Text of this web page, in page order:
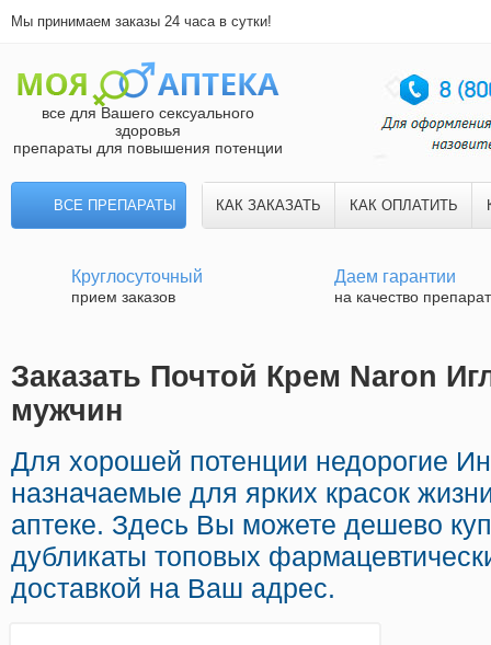
Мы принимаем заказы 24 часа в сутки!
все для Вашего сексуального
здоровья
препараты для повышения потенции
ВСЕ ПРЕПАРАТЫ КАК ЗАКАЗАТЬ КАК ОПЛАТИТЬ
Круглосуточный
прием заказов
Даем гарантии
на качество
Заказать Почтой Крем Naron
мужчин
Для хорошей потенции недорогие
назначаемые для ярких красок
аптеке. Здесь Вы можете дешево
дубликаты топовых
доставкой на Ваш адрес.